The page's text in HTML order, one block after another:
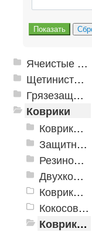
Ячеистые грязезащитные покрытия
Щетинистые покрытия
Грязезащитные, влаговпитывающие покрытия
Коврики
Коврики влаговпитывающие
Защитные коврики и лотки
Резиновые коврики
Двухкомпонентные коврики
Коврики на пенорезине
Кокосовые коврики
Коврики для ванн